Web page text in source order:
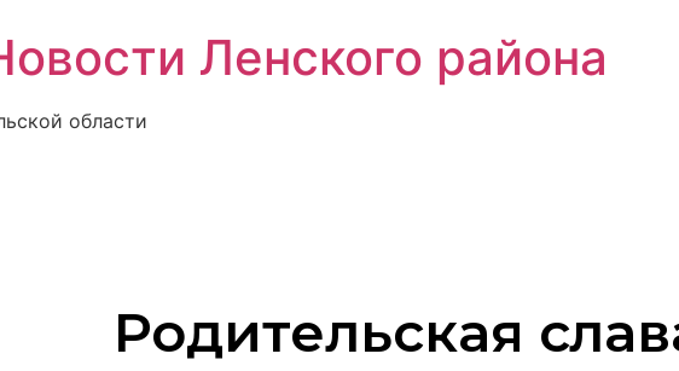
Ленского района
области
Родительская